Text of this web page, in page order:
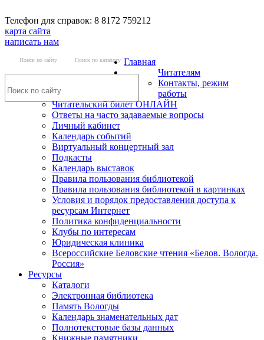
Телефон для справок: 8 8172 759212
карта сайта
написать нам
Поиск по сайту Поиск по каталогу Главная
Читателям
Контакты, режим
работы
Читательский билет ОНЛАЙН
Ответы на часто задаваемые вопросы
Личный кабинет
Календарь событий
Виртуальный концертный зал
Подкасты
Календарь выставок
Правила пользования библиотекой
Правила пользования библиотекой в картинках
Условия и порядок предоставления доступа к
ресурсам Интернет
Политика конфиденциальности
Клубы по интересам
Юридическая клиника
Всероссийские Беловские чтения «Белов. Вологда.
Россия»
Ресурсы
Каталоги
Электронная библиотека
Память Вологды
Календарь знаменательных дат
Полнотекстовые базы данных
Книжные памятники